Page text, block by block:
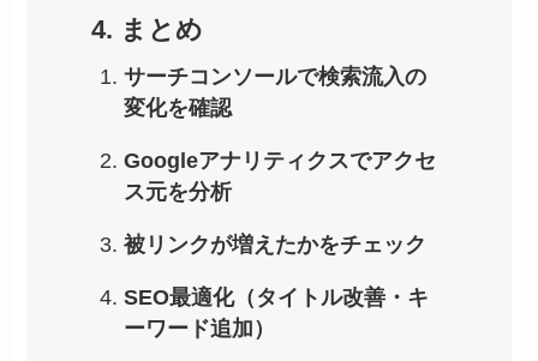
4. まとめ
サーチコンソールで検索流入の
変化を確認
Googleアナリティクスでアクセ
ス元を分析
被リンクが増えたかをチェック
SEO最適化（タイトル改善・キ
ーワード追加）